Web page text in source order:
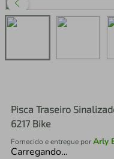
Pisca Traseiro
6217 Bike
Fornecido e entregue porArly
Carregando…
perfume